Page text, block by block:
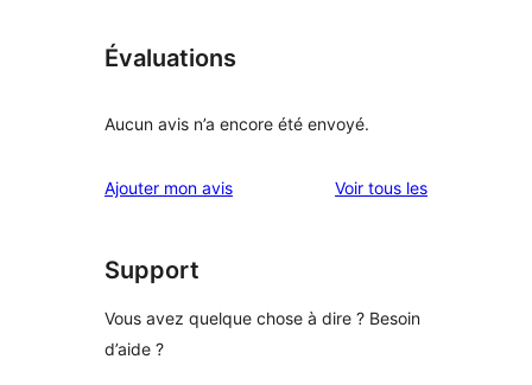
Évaluations
Aucun avis n’a encore été envoyé.
Ajouter mon avis Voir tous lesavis
Support
Vous avez quelque chose à dire ? Besoin
d’aide ?